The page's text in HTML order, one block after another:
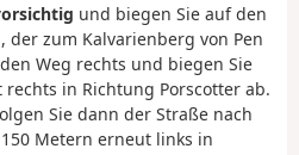
und biegen Sie auf den
der zum Kalvarienberg von Pen
Weg rechts und biegen Sie
in Richtung Porscotter ab.
Sie dann der Straße nach
Metern erneut links in